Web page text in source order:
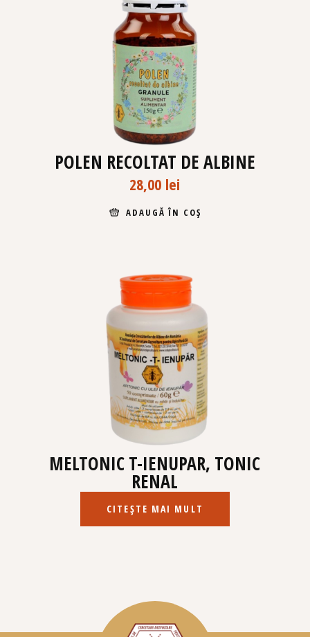
POLEN RECOLTAT DE ALBINE
28,00 lei
ADAUGĂ ÎN COȘ
MELTONIC T-IENUPAR, TONIC
RENAL
CITEȘTE MAI MULT